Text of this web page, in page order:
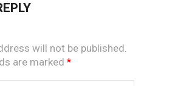
will not be published.
are marked *